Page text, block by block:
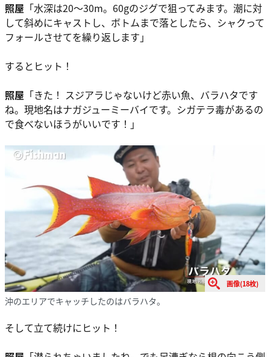
照屋 「水深は20〜30m。60gのジグで狙ってみます。潮に対
して斜めにキャストし、ボトムまで落としたら、シャクって
フォールさせてを繰り返します」
するとヒット！
照屋 「きた！ スジアラじゃないけど赤い魚、バラハタです
ね。現地名はナガジューミーバイです。シガテラ毒があるの
で食べないほうがいいです！」
画像(18枚)
沖のエリアでキャッチしたのはバラハタ。
そして立て続けにヒット！